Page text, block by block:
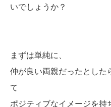
いでしょうか？
まずは単純に、
仲が良い両親だったとした
て
ポジティブなイメージを持